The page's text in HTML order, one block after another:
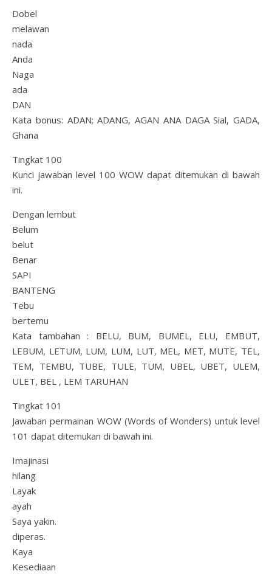
Dobel
melawan
nada
Anda
Naga
ada
DAN
Kata bonus: ADAN; ADANG, AGAN ANA DAGA Sial, GADA,
Ghana
Tingkat 100
Kunci jawaban level 100 WOW dapat ditemukan di bawah
ini.
Dengan lembut
Belum
belut
Benar
SAPI
BANTENG
Tebu
bertemu
Kata tambahan : BELU, BUM, BUMEL, ELU, EMBUT,
LEBUM, LETUM, LUM, LUM, LUT, MEL, MET, MUTE, TEL,
TEM, TEMBU, TUBE, TULE, TUM, UBEL, UBET, ULEM,
ULET, BEL , LEM TARUHAN
Tingkat 101
Jawaban permainan WOW (Words of Wonders) untuk level
101 dapat ditemukan di bawah ini.
Imajinasi
hilang
Layak
ayah
Saya yakin.
diperas.
Kaya
Kesediaan